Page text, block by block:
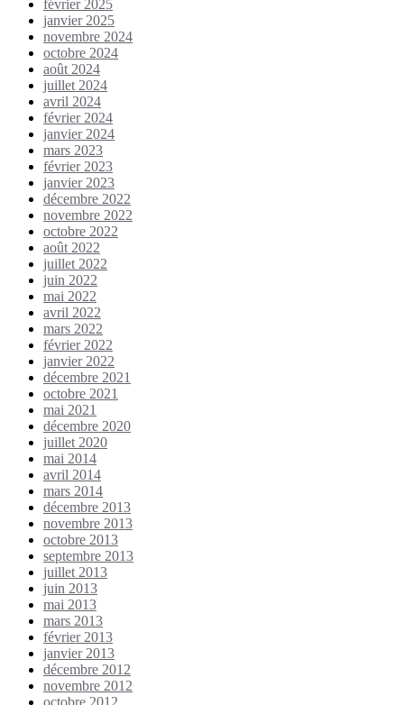
février 2025
janvier 2025
novembre 2024
octobre 2024
août 2024
juillet 2024
avril 2024
février 2024
janvier 2024
mars 2023
février 2023
janvier 2023
décembre 2022
novembre 2022
octobre 2022
août 2022
juillet 2022
juin 2022
mai 2022
avril 2022
mars 2022
février 2022
janvier 2022
décembre 2021
octobre 2021
mai 2021
décembre 2020
juillet 2020
mai 2014
avril 2014
mars 2014
décembre 2013
novembre 2013
octobre 2013
septembre 2013
juillet 2013
juin 2013
mai 2013
mars 2013
février 2013
janvier 2013
décembre 2012
novembre 2012